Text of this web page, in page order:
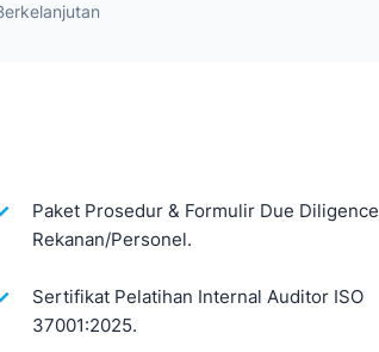
Paket Prosedur & Formulir Due Diligence
Rekanan/Personel.
Sertifikat Pelatihan Internal Auditor ISO
37001:2025.